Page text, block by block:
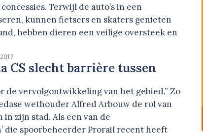
Terwijl de auto’s in een
kunnen fietsers en skaters genieten
hebben dieren een veilige oversteek en
CS slecht barrière tussen
de vervolgontwikkeling van het gebied.” Zo
wethouder Alfred Arbouw de rol van
zijn stad. Als een van de
die spoorbeheerder Prorail recent heeft